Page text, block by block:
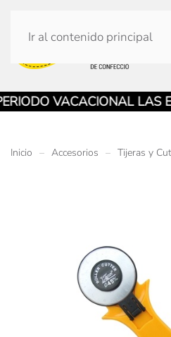
Ir al contenido principal
VACACIONAL LAS
Inicio Accesorios Tijeras y